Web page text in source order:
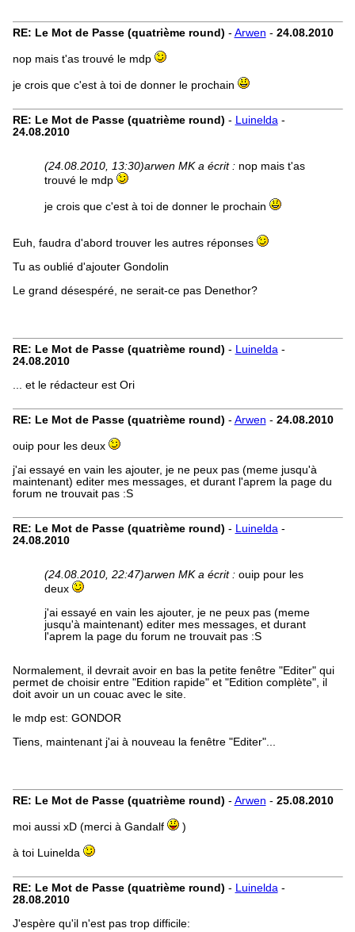
RE: Le Mot de Passe (quatrième round) - Arwen - 24.08.2010
nop mais t'as trouvé le mdp
je crois que c'est à toi de donner le prochain
RE: Le Mot de Passe (quatrième round) - Luinelda-
24.08.2010
(24.08.2010, 13:30)arwen MK a écrit : nop mais t'as
trouvé le mdp
je crois que c'est à toi de donner le prochain
Euh, faudra d'abord trouver les autres réponses
Tu as oublié d'ajouter Gondolin
Le grand désespéré, ne serait-ce pas Denethor?
RE: Le Mot de Passe (quatrième round) - Luinelda-
24.08.2010
... et le rédacteur est Ori
RE: Le Mot de Passe (quatrième round) - Arwen - 24.08.2010
ouip pour les deux
j'ai essayé en vain les ajouter, je ne peux pas (meme jusqu'à
maintenant) editer mes messages, et durant l'aprem la page du
forum ne trouvait pas :S
RE: Le Mot de Passe (quatrième round) - Luinelda-
24.08.2010
(24.08.2010, 22:47)arwen MK a écrit : ouip pour les
deux
j'ai essayé en vain les ajouter, je ne peux pas (meme
jusqu'à maintenant) editer mes messages, et durant
l'aprem la page du forum ne trouvait pas :S
Normalement, il devrait avoir en bas la petite fenêtre "Editer" qui
permet de choisir entre "Edition rapide" et "Edition complète", il
doit avoir un un couac avec le site.
le mdp est: GONDOR
Tiens, maintenant j'ai à nouveau la fenêtre "Editer"...
RE: Le Mot de Passe (quatrième round) - Arwen - 25.08.2010
moi aussi xD (merci à Gandalf )
à toi Luinelda
RE: Le Mot de Passe (quatrième round) - Luinelda-
28.08.2010
J'espère qu'il n'est pas trop difficile: